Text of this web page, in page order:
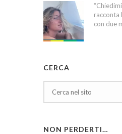
racconta
con due
CERCA
NON PERDERTI…